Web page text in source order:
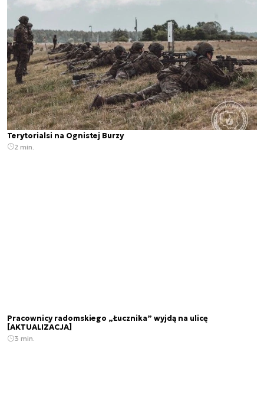
Terytorialsi na Ognistej Burzy
2 min.
Pracownicy radomskiego „Łucznika” wyjdą na ulicę
[AKTUALIZACJA]
3 min.